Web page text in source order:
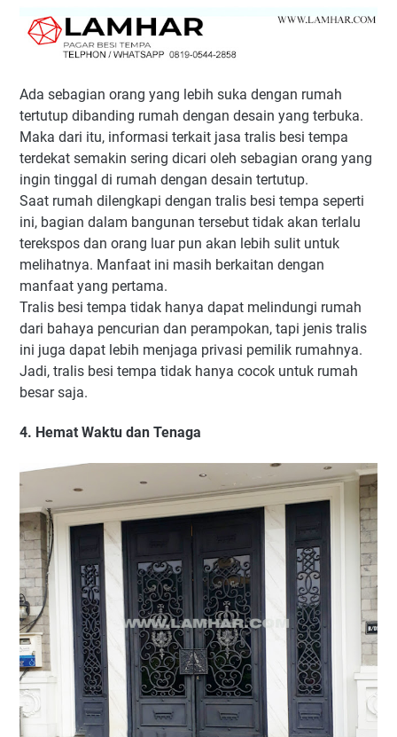
Ada sebagian orang yang lebih suka dengan rumah
tertutup dibanding rumah dengan desain yang terbuka.
Maka dari itu, informasi terkait jasa tralis besi tempa
terdekat semakin sering dicari oleh sebagian orang yang
ingin tinggal di rumah dengan desain tertutup.
Saat rumah dilengkapi dengan tralis besi tempa seperti
ini, bagian dalam bangunan tersebut tidak akan terlalu
terekspos dan orang luar pun akan lebih sulit untuk
melihatnya. Manfaat ini masih berkaitan dengan
manfaat yang pertama.
Tralis besi tempa tidak hanya dapat melindungi rumah
dari bahaya pencurian dan perampokan, tapi jenis tralis
ini juga dapat lebih menjaga privasi pemilik rumahnya.
Jadi, tralis besi tempa tidak hanya cocok untuk rumah
besar saja.
4. Hemat Waktu dan Tenaga